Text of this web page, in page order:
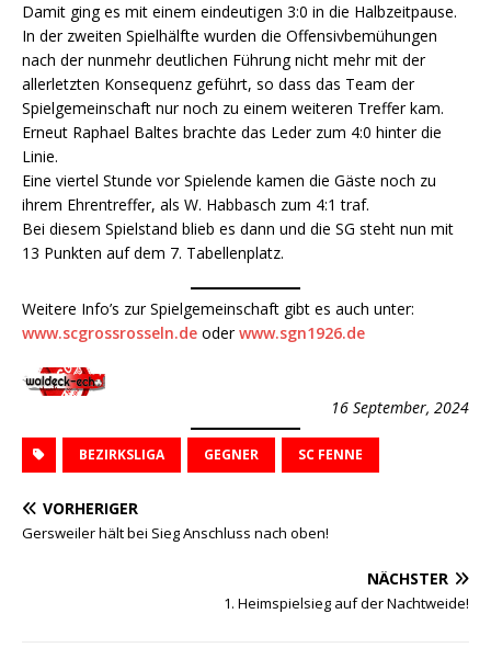
Damit ging es mit einem eindeutigen 3:0 in die Halbzeitpause.
In der zweiten Spielhälfte wurden die Offensivbemühungen
nach der nunmehr deutlichen Führung nicht mehr mit der
allerletzten Konsequenz geführt, so dass das Team der
Spielgemeinschaft nur noch zu einem weiteren Treffer kam.
Erneut Raphael Baltes brachte das Leder zum 4:0 hinter die
Linie.
Eine viertel Stunde vor Spielende kamen die Gäste noch zu
ihrem Ehrentreffer, als W. Habbasch zum 4:1 traf.
Bei diesem Spielstand blieb es dann und die SG steht nun mit
13 Punkten auf dem 7. Tabellenplatz.
Weitere Info’s zur Spielgemeinschaft gibt es auch unter:
www.scgrossrosseln.de oderwww.sgn1926.de
16 September, 2024
BEZIRKSLIGA GEGNER SC FENNE
VORHERIGER
Gersweiler hält bei Sieg Anschluss nach oben!
NÄCHSTER
1. Heimspielsieg auf der Nachtweide!